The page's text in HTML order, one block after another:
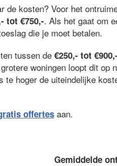
de kosten? Voor het
tot €750,-. Als het gaat om
die je moet betalen.
tussen de €250,- tot €900,-
woningen loopt dit op
hoger de uiteindelijke
offertes aan.
Gemiddelde